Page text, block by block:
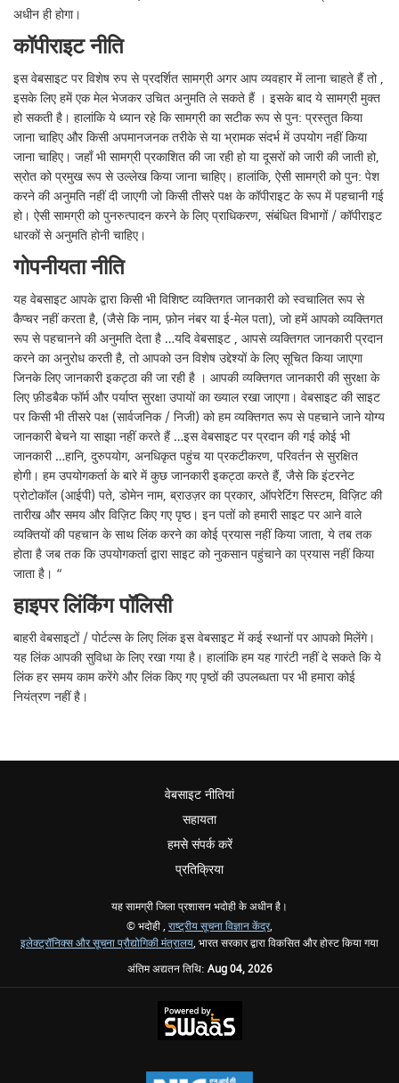
अधीन ही होगा।
कॉपीराइट नीति
इस वेबसाइट पर विशेष रुप से प्रदर्शित सामग्री अगर आप व्यवहार में लाना चाहते हैं तो ,
इसके लिए हमें एक मेल भेजकर उचित अनुमति ले सकते हैं । इसके बाद ये सामग्री मुक्त
हो सकती है। हालांकि ये ध्यान रहे कि सामग्री का सटीक रूप से पुन: प्रस्तुत किया
जाना चाहिए और किसी अपमानजनक तरीके से या भ्रामक संदर्भ में उपयोग नहीं किया
जाना चाहिए। जहाँ भी सामग्री प्रकाशित की जा रही हो या दूसरों को जारी की जाती हो,
स्रोत को प्रमुख रूप से उल्लेख किया जाना चाहिए। हालांकि, ऐसी सामग्री को पुन: पेश
करने की अनुमति नहीं दी जाएगी जो किसी तीसरे पक्ष के कॉपीराइट के रूप में पहचानी गई
हो। ऐसी सामग्री को पुनरुत्पादन करने के लिए प्राधिकरण, संबंधित विभागों / कॉपीराइट
धारकों से अनुमति होनी चाहिए।
गोपनीयता नीति
यह वेबसाइट आपके द्वारा किसी भी विशिष्ट व्यक्तिगत जानकारी को स्वचालित रूप से
कैप्चर नहीं करता है, (जैसे कि नाम, फ़ोन नंबर या ई-मेल पता), जो हमें आपको व्यक्तिगत
रूप से पहचानने की अनुमति देता है …यदि वेबसाइट , आपसे व्यक्तिगत जानकारी प्रदान
करने का अनुरोध करती है, तो आपको उन विशेष उद्देश्यों के लिए सूचित किया जाएगा
जिनके लिए जानकारी इकट्ठा की जा रही है । आपकी व्यक्तिगत जानकारी की सुरक्षा के
लिए फ़ीडबैक फॉर्म और पर्याप्त सुरक्षा उपायों का ख्याल रखा जाएगा। वेबसाइट की साइट
पर किसी भी तीसरे पक्ष (सार्वजनिक / निजी) को हम व्यक्तिगत रूप से पहचाने जाने योग्य
जानकारी बेचने या साझा नहीं करते हैं …इस वेबसाइट पर प्रदान की गई कोई भी
जानकारी …हानि, दुरुपयोग, अनधिकृत पहुंच या प्रकटीकरण, परिवर्तन से सुरक्षित
होगी। हम उपयोगकर्ता के बारे में कुछ जानकारी इकट्ठा करते हैं, जैसे कि इंटरनेट
प्रोटोकॉल (आईपी) पते, डोमेन नाम, ब्राउज़र का प्रकार, ऑपरेटिंग सिस्टम, विज़िट की
तारीख और समय और विज़िट किए गए पृष्ठ। इन पतों को हमारी साइट पर आने वाले
व्यक्तियों की पहचान के साथ लिंक करने का कोई प्रयास नहीं किया जाता, ये तब तक
होता है जब तक कि उपयोगकर्ता द्वारा साइट को नुकसान पहुंचाने का प्रयास नहीं किया
जाता है। “
हाइपर लिंकिंग पॉलिसी
बाहरी वेबसाइटों / पोर्टल्स के लिए लिंक इस वेबसाइट में कई स्थानों पर आपको मिलेंगे।
यह लिंक आपकी सुविधा के लिए रखा गया है। हालांकि हम यह गारंटी नहीं दे सकते कि ये
लिंक हर समय काम करेंगे और लिंक किए गए पृष्ठों की उपलब्धता पर भी हमारा कोई
नियंत्रण नहीं है।
वेबसाइट नीतियां
सहायता
हमसे संपर्क करें
प्रतिक्रिया
यह सामग्री जिला प्रशासन भदोही के अधीन है।
© भदोही , राष्ट्रीय सूचना विज्ञान केंद्र,
इलेक्ट्रॉनिक्स और सूचना प्रौद्योगिकी मंत्रालय, भारत सरकार द्वारा विकसित और होस्ट किया गया
अंतिम अद्यतन तिथि: Aug 04, 2026